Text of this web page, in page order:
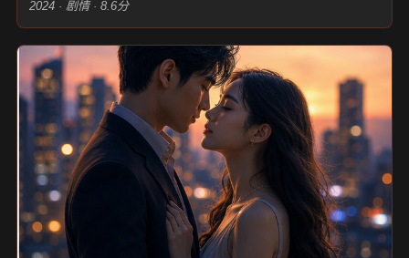
2024 · 剧情 · 8.6分